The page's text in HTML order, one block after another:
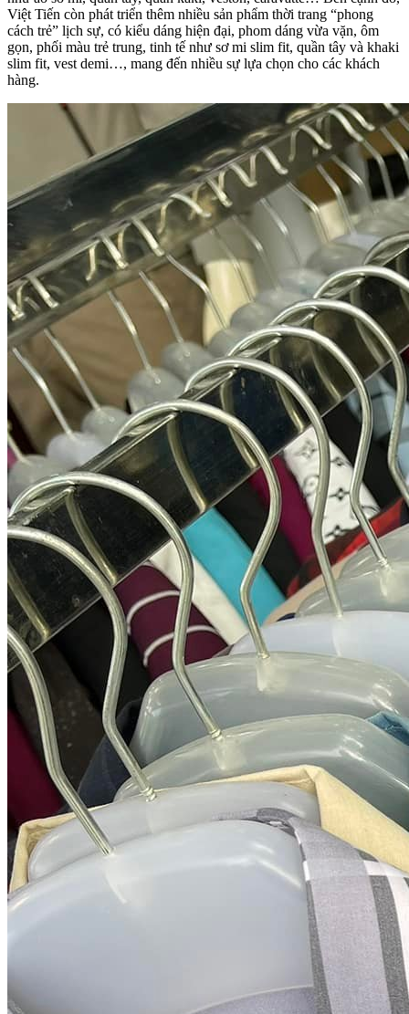
Việt Tiến còn phát triển thêm nhiều sản phẩm thời trang “phong
cách trẻ” lịch sự, có kiểu dáng hiện đại, phom dáng vừa vặn, ôm
gọn, phối màu trẻ trung, tinh tế như sơ mi slim fit, quần tây và khaki
slim fit, vest demi…, mang đến nhiều sự lựa chọn cho các khách
hàng.